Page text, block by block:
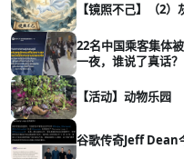
【镜照不己】（2）
22名中国乘客集体
一夜，谁说了真话？
【活动】动物乐园
谷歌传奇Jeff Dean